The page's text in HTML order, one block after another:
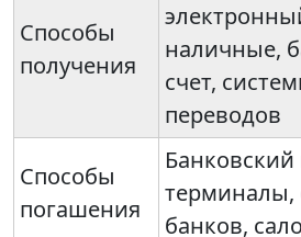
Способы
получения
наличные,
счет,
переводов
Способы
погашения
Банковский
терминалы,
банков,